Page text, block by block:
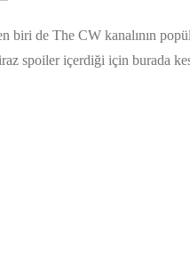
biri de The CW kanalının
spoiler içerdiği için burada